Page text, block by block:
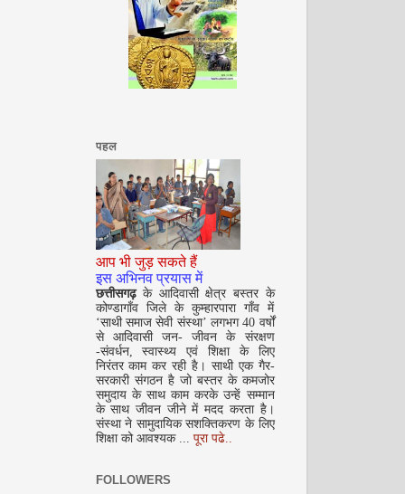
अगस्त 2008
सितम्बर 2008
अक्टूबर 2008
पहल
आप भी जुड़ सकते हैं
इस अभिनव प्रयास में
छत्तीसगढ़के आदिवासी क्षेत्र बस्तर के
कोण्डागाँव जिले के कुम्हारपारा गाँव में
‘साथी समाज सेवी संस्था’ लगभग 40 वर्षों
से आदिवासी जन- जीवन के संरक्षण
-संवर्धन, स्वास्थ्य एवं शिक्षा के लिए
निरंतर काम कर रही है। साथी एक गैर-
सरकारी संगठन है जो बस्तर के कमजोर
समुदाय के साथ काम करके उन्हें सम्मान
के साथ जीवन जीने में मदद करता है।
संस्था ने सामुदायिक सशक्तिकरण के लिए
शिक्षा को आवश्यक ... पूरा पढे..
FOLLOWERS